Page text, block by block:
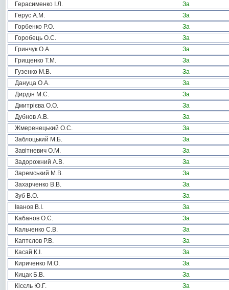
Герасименко І.Л.
За
Герус А.М.
За
Горбенко Р.О.
За
Горобець О.С.
За
Гринчук О.А.
За
Грищенко Т.М.
За
Гузенко М.В.
За
Дануца О.А.
За
Дирдін М.Є.
За
Дмитрієва О.О.
За
Дубнов А.В.
За
Жмеренецький О.С.
За
Заблоцький М.Б.
За
Завітневич О.М.
За
Задорожний А.В.
За
Заремський М.В.
За
Захарченко В.В.
За
Зуб В.О.
За
Іванов В.І.
За
Кабанов О.Є.
За
Кальченко С.В.
За
Каптєлов Р.В.
За
Касай К.І.
За
Кириченко М.О.
За
Кицак Б.В.
За
Кісєль Ю.Г.
За